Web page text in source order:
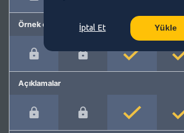
Örnek cümleler
Açıklamalar
İptal Et Yükle